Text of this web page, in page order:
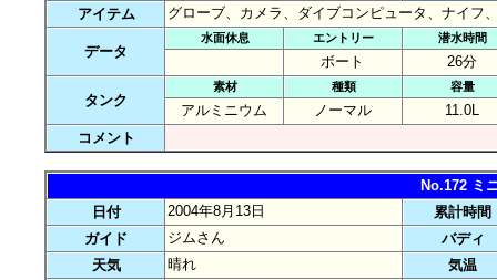
アイテム
グローブ、カメラ、ダイブコンピュータ、ナイフ
データ
水面休息 エントリー 潜水時間
ボート 26分
タンク
素材 種類 容量
アルミニウム ノーマル
11.0L
コメント
No.172 ミ
日付
2004年8月13日
累計時間
ガイド
ジムさん
バディ
天気
晴れ
気温